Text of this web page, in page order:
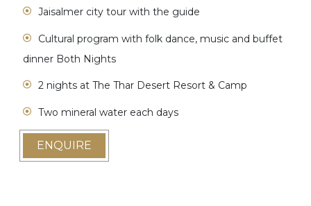
Jaisalmer city tour with the guide
Cultural program with folk dance, music and buffet
dinner Both Nights
2 nights at The Thar Desert Resort & Camp
Two mineral water each days
ENQUIRE